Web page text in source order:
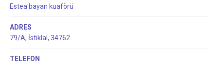
Estea bayan kuaförü
ADRES
79/A, İstiklal, 34762
TELEFON